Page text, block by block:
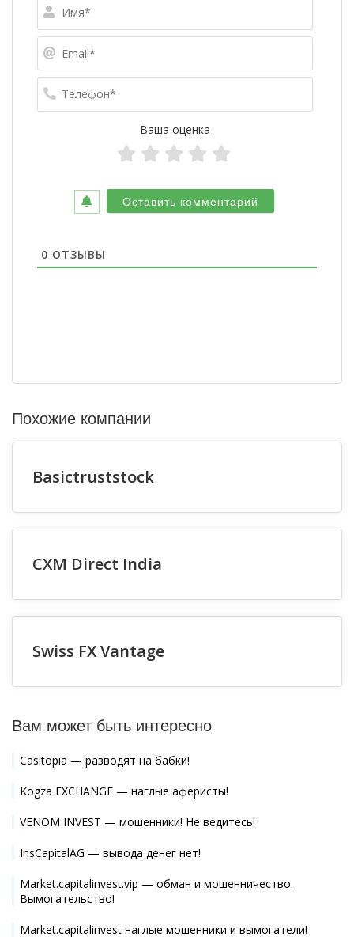
Ваша оценка
0 ОТЗЫВЫ
Похожие компании
Basictruststock
CXM Direct India
Swiss FX Vantage
Вам может быть интересно
Casitopia — разводят на бабки!
Kogza EXCHANGE — наглые аферисты!
VENOM INVEST — мошенники! Не ведитесь!
InsCapitalAG — вывода денег нет!
Market.capitalinvest.vip — обман и мошенничество.
Вымогательство!
Market.capitalinvest наглые мошенники и вымогатели!